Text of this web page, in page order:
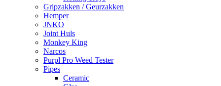
Gripzakken / Geurzakken
Hemper
JNKO
Joint Huls
Monkey King
Narcos
Purpl Pro Weed Tester
Pipes
Ceramic